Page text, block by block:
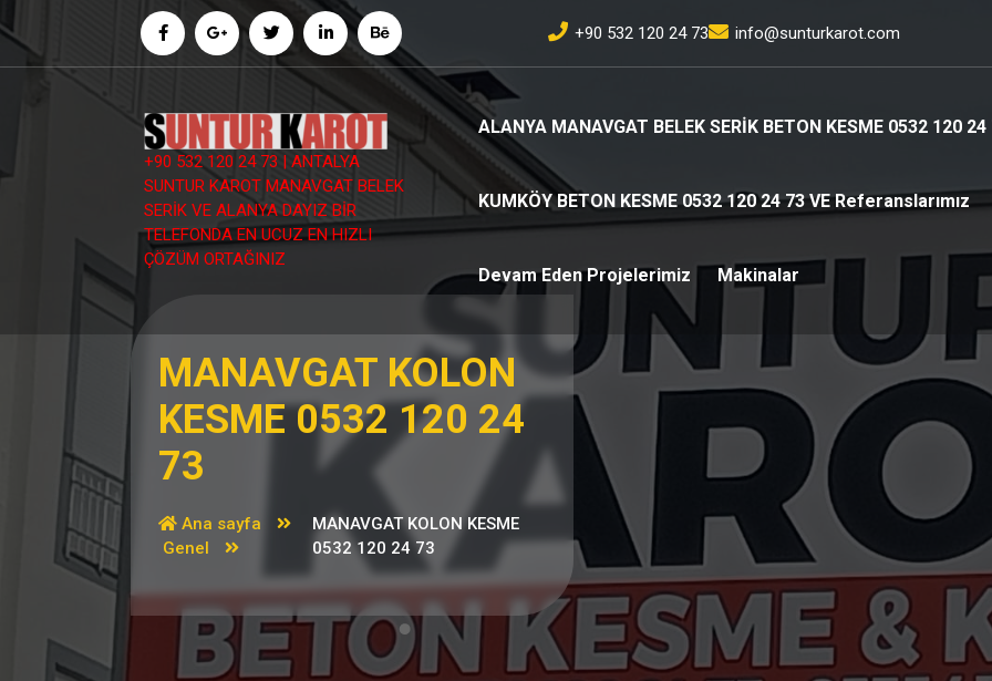
geç
+90 532 120 24 73 info@sunturkarot.com
+90 532 120 24 73 | ANTALYA
SUNTUR KAROT MANAVGAT BELEK
SERİK VE ALANYA DAYIZ BİR
TELEFONDA EN UCUZ EN HIZLI
ÇÖZÜM ORTAĞINIZ
ALANYA MANAVGAT BELEK SERİK BETON KESME 0532 120 24
KUMKÖY BETON KESME 0532 120 24 73 VE Referanslarımız
Devam Eden Projelerimiz Makinalar
MANAVGAT KOLON
KESME 0532 120 24
73
Ana sayfa
Genel
MANAVGAT KOLON KESME
0532 120 24 73